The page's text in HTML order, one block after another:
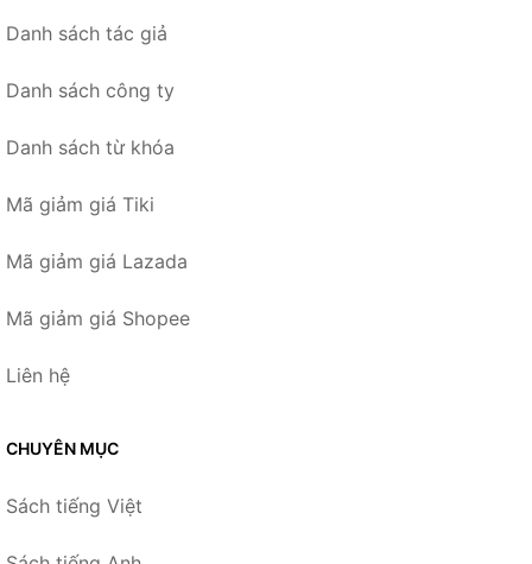
Danh sách tác giả
Danh sách công ty
Danh sách từ khóa
Mã giảm giá Tiki
Mã giảm giá Lazada
Mã giảm giá Shopee
Liên hệ
CHUYÊN MỤC
Sách tiếng Việt